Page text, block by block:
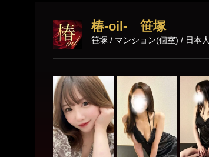
椿-oil- 笹塚
笹塚 / マンション(個室) / 日本人